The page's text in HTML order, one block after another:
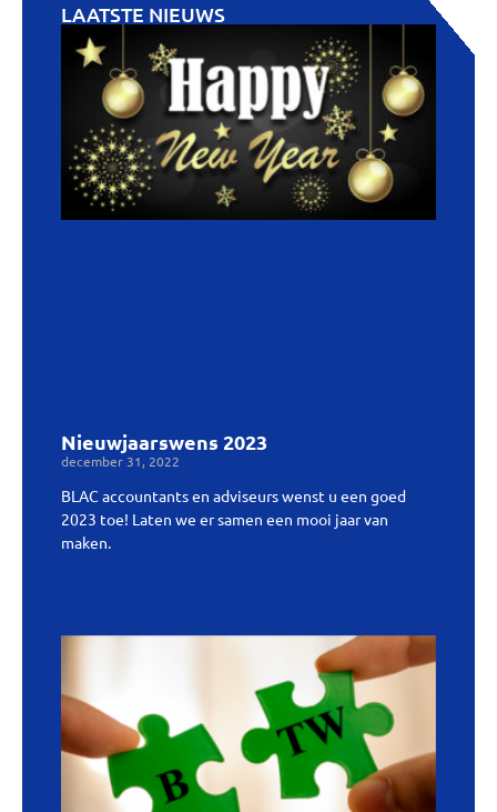
LAATSTE NIEUWS
Nieuwjaarswens 2023
december 31, 2022
BLAC accountants en adviseurs wenst u een goed
2023 toe! Laten we er samen een mooi jaar van
maken.